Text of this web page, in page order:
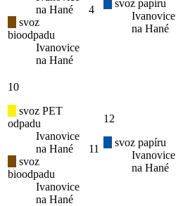
na Hané
svoz
bioodpadu
Ivanovice
na Hané
4
svoz papíru
Ivanovice
na Hané
10
svoz PET
odpadu
Ivanovice
na Hané
svoz
bioodpadu
Ivanovice
na Hané
11
12
svoz papíru
Ivanovice
na Hané